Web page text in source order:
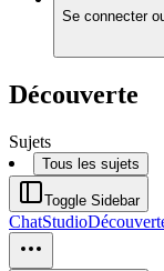
Se connecter
Découverte
Sujets
Tous les sujets
Toggle Sidebar
ChatStudio